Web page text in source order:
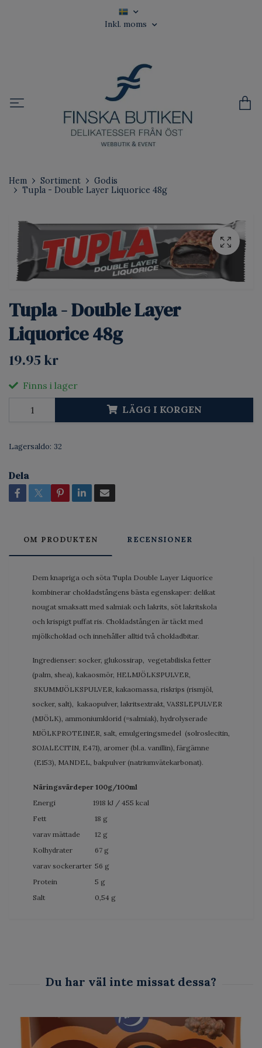
Inkl. moms
Hem Sortiment
Godis
Tupla - Double Layer Liquorice 48g
Tupla - Double Layer
Liquorice 48g
19.95 kr
Finns i lager
LÄGG I KORGEN
Lagersaldo: 32
Dela
OM PRODUKTEN RECENSIONER
Dem knapriga och söta Tupla Double Layer Liquorice
kombinerar chokladstångens bästa egenskaper: delikat
nougat smaksatt med salmiak och lakrits, söt lakritskola
och krispigt puffat ris. Chokladstången är täckt med
mjölkchoklad och innehåller alltid två chokladbitar.
Ingredienser: socker, glukossirap, vegetabiliska fetter
(palm, shea), kakaosmör, HELMJÖLKSPULVER,
SKUMMJÖLKSPULVER, kakaomassa, riskrips (rismjöl,
socker, salt), kakaopulver, lakritsextrakt, VASSLEPULVER
(MJÖLK), ammoniumklorid (=salmiak), hydrolyserade
MJÖLKPROTEINER, salt, emulgeringsmedel (solroslecitin,
SOJALECITIN, E471), aromer (bl.a. vanillin), färgämne
(E153), MANDEL, bakpulver (natriumvätekarbonat).
Näringsvärdeper 100g/100ml
Energi
1918 kJ / 455 kcal
Fett
18 g
varav mättade
12 g
Kolhydrater
67 g
varav sockerarter 56 g
Protein
5 g
Salt
0,54 g